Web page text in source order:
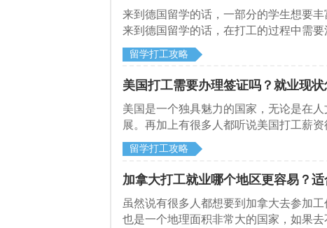
来到德国留学的话，一部分的学生想要
来到德国留学的话，在打工的过程中需
注意什么？
留学打工攻略
美国打工需要办理签证吗？就业现状
美国是一个独具魅力的国家，无论是在
展。再加上有很多人都听说美国打工薪资
留学打工攻略
加拿大打工就业哪个地区更容易？适
虽然说有很多人都想要到加拿大去参加
也是一个地理面积非常大的国家，如果